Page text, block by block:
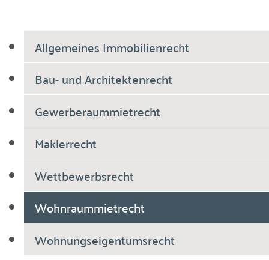
Allgemeines Immobilienrecht
Bau- und Architektenrecht
Gewerberaummietrecht
Maklerrecht
Wettbewerbsrecht
Wohnraummietrecht
Wohnungseigentumsrecht